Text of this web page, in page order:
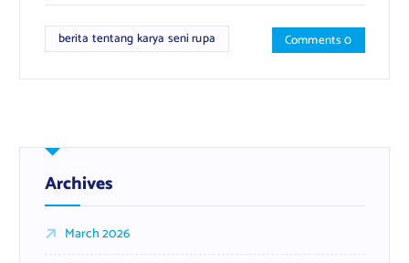
berita tentang karya seni rupa Comments 0
Archives
March 2026